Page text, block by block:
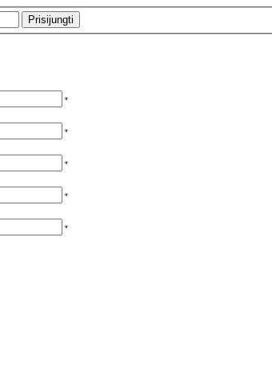
*
*
*
*
*